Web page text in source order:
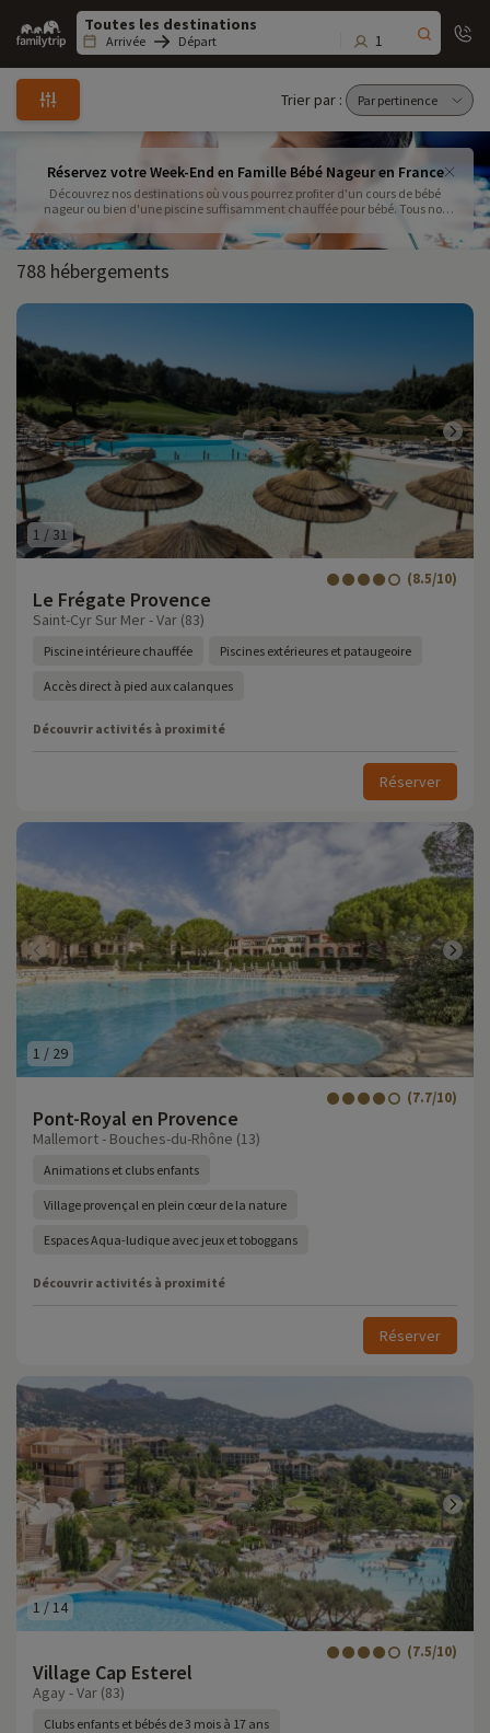
Family
trip
Arrivée Départ 1
Trier par :
Réservez votre Week-End en Famille Bébé Nageur en France
Découvrez nos destinations où vous pourrez profiter d'un cours de bébé
nageur ou bien d'une piscine suffisamment chauffée pour bébé. Tous nos
votre bébé . Partez en week-end bébé nageur dans des hébergements avec
piscines chauffées à 29°c minimum !
788 hébergements
1 /31
Le Frégate Provence
(8.5/10)
Saint-Cyr Sur Mer - Var (83)
Piscine intérieure chauffée Piscines extérieures et pataugeoire
Accès direct à pied aux calanques
Découvrir activités à proximité
Réserver
1 / 29
Pont-Royal en Provence
(7.7/10)
Mallemort - Bouches-du-Rhône (13)
Animations et clubs enfants
Village provençal en plein cœur de la nature
Espaces Aqua-ludique avec jeux et toboggans
Découvrir activités à proximité
Réserver
1 /14
Village Cap Esterel
(7.5/10)
Agay - Var (83)
Clubs enfants et bébés de 3 mois à 17 ans